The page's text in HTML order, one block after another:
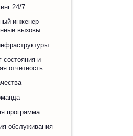
24/7
инженер
вызовы
состояния и
отчетность
программа
обслуживания